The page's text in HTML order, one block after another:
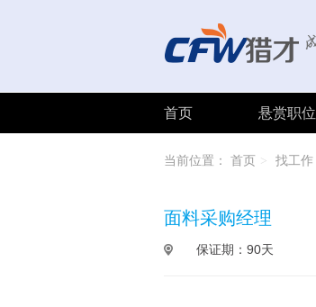
首页 悬赏职位
当前位置： 首页 > 找工作
面料采购经理
保证期：90天